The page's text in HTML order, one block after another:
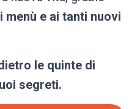
menù e ai tanti nuovi
le quinte di
segreti.